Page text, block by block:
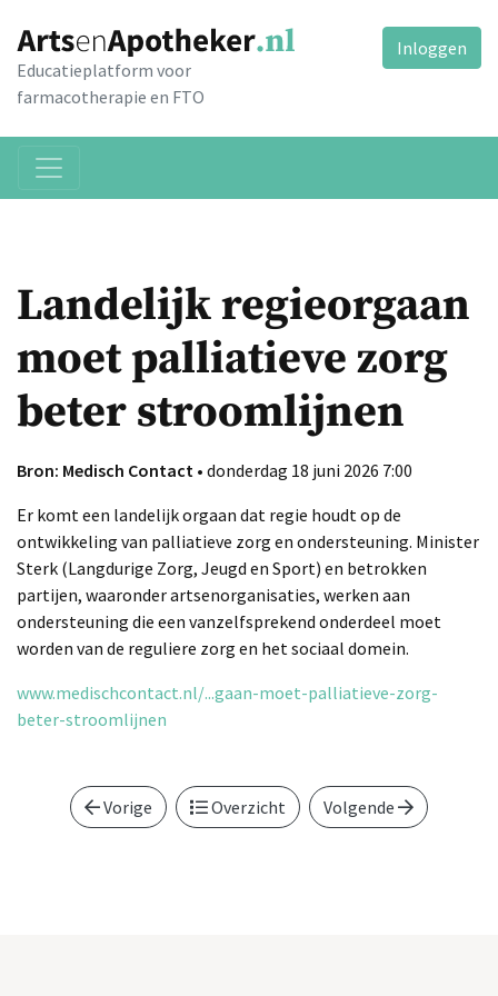
Educatieplatform voor
farmacotherapie en FTO
Inloggen
Landelijk regieorgaan
moet palliatieve zorg
beter stroomlijnen
Bron: Medisch Contact • donderdag 18 juni 2026 7:00
Er komt een landelijk orgaan dat regie houdt op de
ontwikkeling van palliatieve zorg en ondersteuning. Minister
Sterk (Langdurige Zorg, Jeugd en Sport) en betrokken
partijen, waaronder artsenorganisaties, werken aan
ondersteuning die een vanzelfsprekend onderdeel moet
worden van de reguliere zorg en het sociaal domein.
www.medischcontact.nl/...gaan-moet-palliatieve-zorg-
beter-stroomlijnen
Vorige Overzicht Volgende